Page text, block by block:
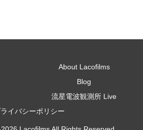
About Lacofilms
Blog
流星電波観測所 Live
イバシーポリシー